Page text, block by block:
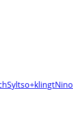
Syltso+klingtNino